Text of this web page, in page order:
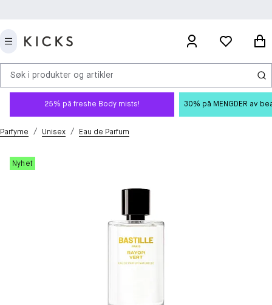
Søk i produkter og artikler
25% på freshe Body mists! 30% på MENGDER av
Parfyme / Unisex / Eau de Parfum
Nyhet